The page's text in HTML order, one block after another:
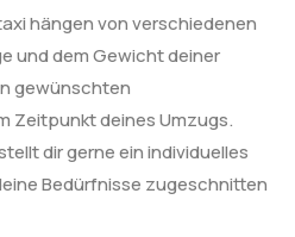
hängen von verschiedenen
und dem Gewicht deiner
gewünschten
Zeitpunkt deines Umzugs.
dir gerne ein individuelles
Bedürfnisse zugeschnitten